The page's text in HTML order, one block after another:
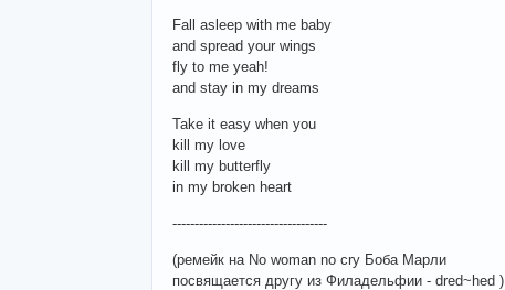
Fall asleep with me baby
and spread your wings
fly to me yeah!
and stay in my dreams
Take it easy when you
kill my love
kill my butterfly
in my broken heart
-----------------------------------
(ремейк на No woman no cry Боба Марли
посвящается другу из Филадельфии - dred~hed )